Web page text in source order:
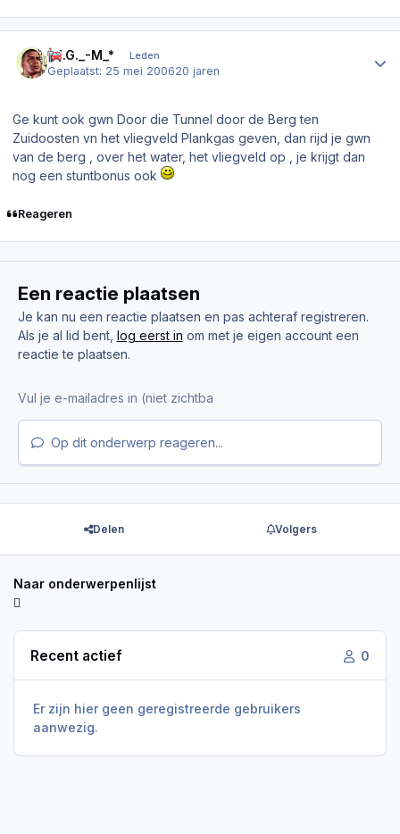
B.I.G._-M_* Leden
Geplaatst: 25 mei 200620 jaren
Ge kunt ook gwn Door die Tunnel door de Berg ten
Zuidoosten vn het vliegveld Plankgas geven, dan rijd je gwn
van de berg , over het water, het vliegveld op , je krijgt dan
nog een stuntbonus ook
Reageren
Een reactie plaatsen
Je kan nu een reactie plaatsen en pas achteraf registreren.
Als je al lid bent, log eerst in om met je eigen account een
reactie te plaatsen.
Op dit onderwerp reageren...
Delen Volgers
Naar onderwerpenlijst
Recent actief 0
Er zijn hier geen geregistreerde gebruikers
aanwezig.